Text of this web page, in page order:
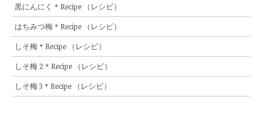
黒にんにく＊Recipe （レシピ）
はちみつ梅＊Recipe （レシピ）
しそ梅＊Recipe （レシピ）
しそ梅 2＊Recipe （レシピ）
しそ梅 3＊Recipe （レシピ）